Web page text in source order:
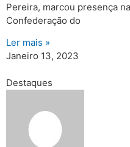
Pereira, marcou presença
Confederação do
Ler mais »
Janeiro 13, 2023
Destaques